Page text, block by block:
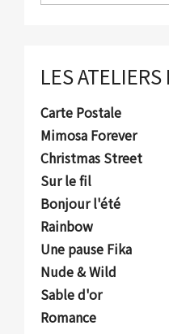
LES
Carte Postale
Mimosa Forever
Christmas Street
Sur le fil
Bonjour l'été
Rainbow
Une pause Fika
Nude & Wild
Sable d'or
Romance